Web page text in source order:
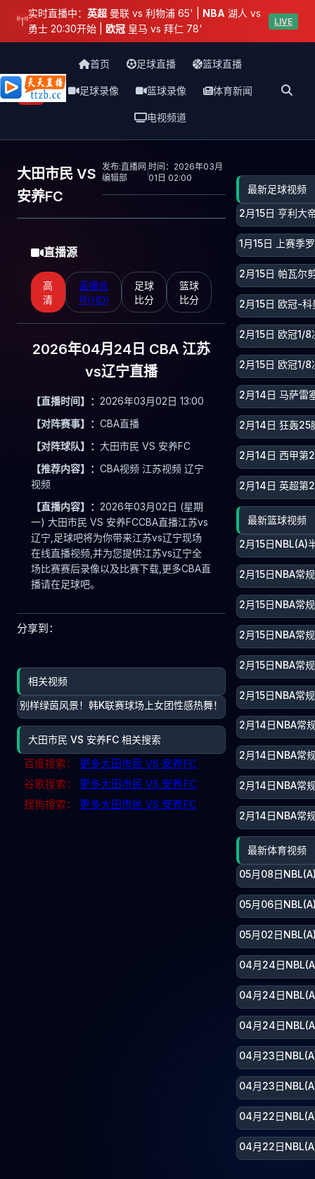
实时直播中： 英超 曼联 vs 利物浦 65' | NBA 湖人 vs
勇士 20:30开始 | 欧冠 皇马 vs 拜仁 78'
LIVE
天天直播网
首页 足球直播 篮球直播
足球录像 篮球录像 体育新闻
电视频道
大田市民 VS
安养FC
发布:直播网
编辑部
时间：2026年03月
01日 02:00
足球
直播源
高
清
直播信
号(HD)
足球
比分
篮球
比分
2026年04月24日 CBA 江苏
vs辽宁直播
【直播时间】： 2026年03月02日 13:00
【对阵赛事】： CBA直播
【对阵球队】： 大田市民 VS 安养FC
【推荐内容】： CBA视频 江苏视频 辽宁
视频
【直播内容】： 2026年03月02日 (星期
一) 大田市民 VS 安养FCCBA直播江苏vs
辽宁,足球吧将为你带来江苏vs辽宁现场
在线直播视频,并为您提供江苏vs辽宁全
场比赛赛后录像以及比赛下载,更多CBA直
播请在足球吧。
分享到：
相关视频
别样绿茵风景！韩K联赛球场上女团性感热舞！
大田市民 VS 安养FC 相关搜索
百度搜索：
更多大田市民 VS 安养FC
谷歌搜索：
更多大田市民 VS 安养FC
搜狗搜索：
更多大田市民 VS 安养FC
最新足球视频
2月15日 亨利大
1月15日 上赛季
2月15日 帕瓦尔
2月15日 欧冠-
2月15日 欧冠1/
2月15日 欧冠1/
2月14日 马萨雷
2月14日 狂轰25
2月14日 西甲第
2月14日 英超第
最新篮球视频
2月15日NBL(A)
2月15日NBA常
2月15日NBA常
2月15日NBA常
2月15日NBA常
2月15日NBA常
2月14日NBA常
2月14日NBA常
2月14日NBA常
2月14日NBA常
最新体育视频
05月08日
05月06日
05月02日
04月24日
04月24日
04月24日
04月23日
04月23日
04月22日
04月22日